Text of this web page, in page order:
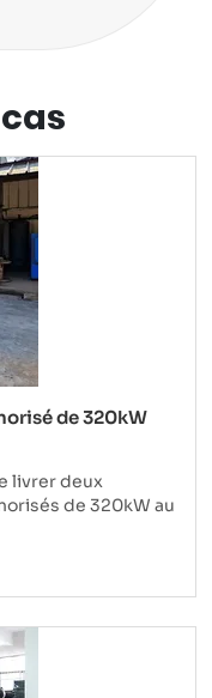
de 320kW
livrer deux
de 320kW au